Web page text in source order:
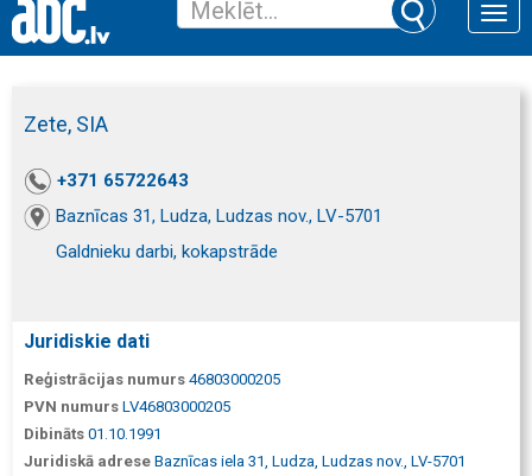
Toggle
Zete, SIA
+371 65722643
Baznīcas 31, Ludza, Ludzas nov., LV-5701
Galdnieku darbi, kokapstrāde
Juridiskie dati
Reģistrācijas numurs 46803000205
PVN numurs LV46803000205
Dibināts 01.10.1991
Juridiskā adrese Baznīcas iela 31, Ludza, Ludzas nov., LV-5701